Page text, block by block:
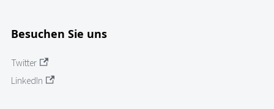
Besuchen Sie uns
Twitter
LinkedIn